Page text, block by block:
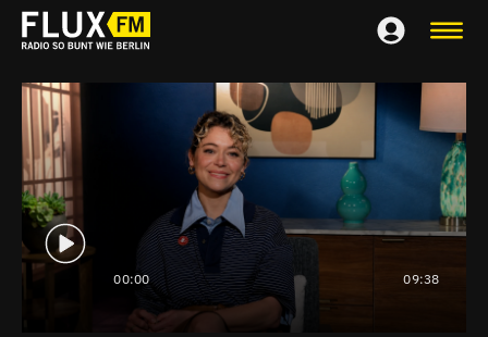
00:00 09:38